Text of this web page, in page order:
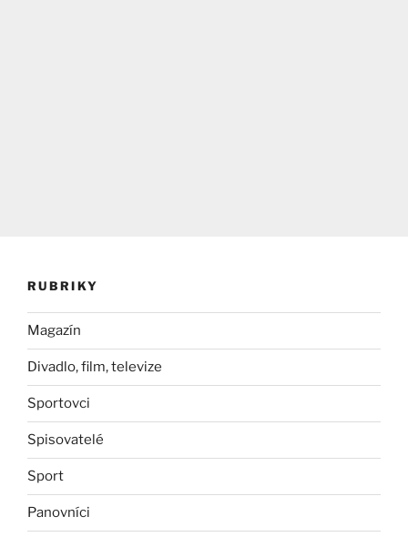
RUBRIKY
Magazín
Divadlo, film, televize
Sportovci
Spisovatelé
Sport
Panovníci